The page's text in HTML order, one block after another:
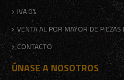
IVA 0%
VENTA AL POR MAYOR DE
CONTACTO
ÚNASE A NOSOTROS